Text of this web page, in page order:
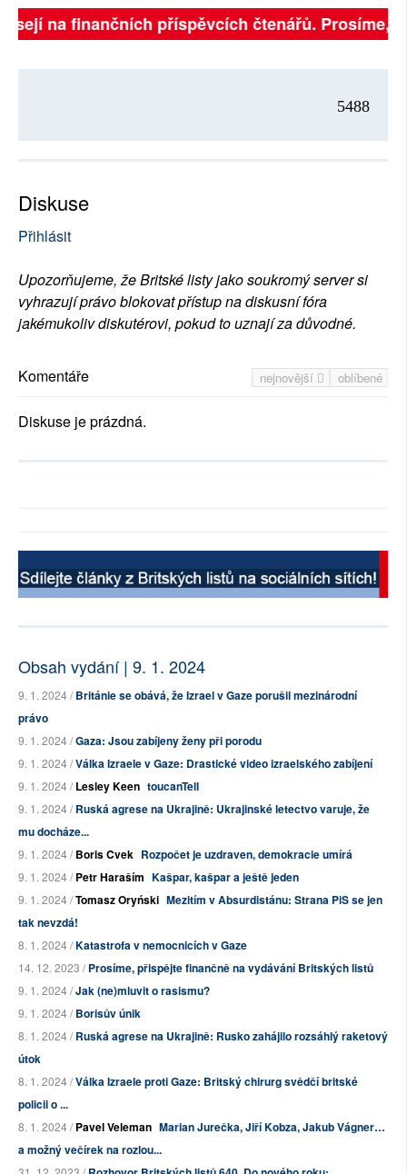
na finančních příspěvcích čtenářů. Prosíme,
5488
Diskuse
Přihlásit
Upozorňujeme, že Britské listy jako soukromý server si
vyhrazují právo blokovat přístup na diskusní fóra
jakémukoliv diskutérovi, pokud to uznají za důvodné.
nejnovější oblíbené
Komentáře
Diskuse je prázdná.
Obsah vydání | 9. 1. 2024
9. 1. 2024 /Británie se obává, že Izrael v Gaze porušil mezinárodní
právo
9. 1. 2024 /Gaza: Jsou zabíjeny ženy při porodu
9. 1. 2024 /Válka Izraele v Gaze: Drastické video izraelského zabíjení
9. 1. 2024 /Lesley Keen toucanTell
9. 1. 2024 /Ruská agrese na Ukrajině: Ukrajinské letectvo varuje, že
mu docháze...
9. 1. 2024 /Boris Cvek Rozpočet je uzdraven, demokracie umírá
9. 1. 2024 /Petr Haraším Kašpar, kašpar a ještě jeden
9. 1. 2024 /Tomasz Oryński Mezitím v Absurdistánu: Strana PiS se jen
tak nevzdá!
8. 1. 2024 /Katastrofa v nemocnicích v Gaze
14. 12. 2023 /Prosíme, přispějte finančně na vydávání Britských listů
9. 1. 2024 /Jak (ne)mluvit o rasismu?
9. 1. 2024 /Borisův únik
8. 1. 2024 /Ruská agrese na Ukrajině: Rusko zahájilo rozsáhlý raketový
útok
8. 1. 2024 /Válka Izraele proti Gaze: Britský chirurg svědčí britské
policii o ...
8. 1. 2024 /Pavel Veleman Marian Jurečka, Jiří Kobza, Jakub Vágner…
a možný večírek na rozlou...